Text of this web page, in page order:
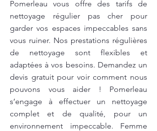
Pomerleau vous offre des tarifs de
nettoyage régulier pas cher pour
garder vos espaces impeccables sans
vous ruiner. Nos prestations régulières
de nettoyage sont flexibles et
adaptées à vos besoins. Demandez un
devis gratuit pour voir comment nous
pouvons vous aider ! Pomerleau
s’engage à effectuer un nettoyage
complet et de qualité, pour un
environnement impeccable. Femme